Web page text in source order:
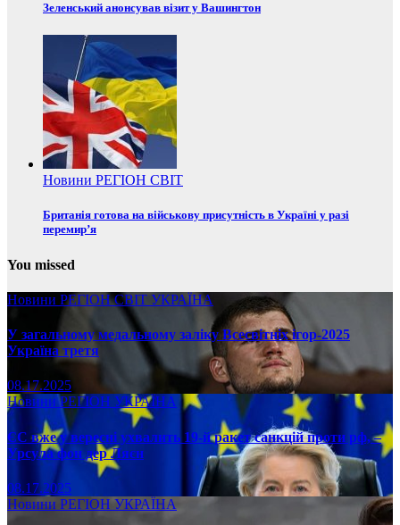
Зеленський анонсував візит у Вашингтон
Новини РЕГІОН СВІТ
Британія готова на військову присутність в Україні у разі
перемир’я
You missed
Новини РЕГІОНСВІТ УКРАЇНА
У загальному медальному заліку Всесвітніх ігор-2025
Україна третя
08.17.2025
НовиниРЕГІОН УКРАЇНА
ЄС вже у вересні ухвалить 19-й ракет санкцій проти рф, –
Урсула фон дер Ляєн
08.17.2025
Новини РЕГІОН УКРАЇНА